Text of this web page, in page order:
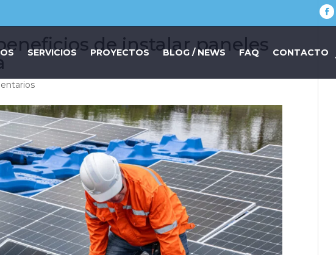
SERVICIOS PROYECTOS BLOG / NEWS FAQ CONTACTO
de instalar paneles